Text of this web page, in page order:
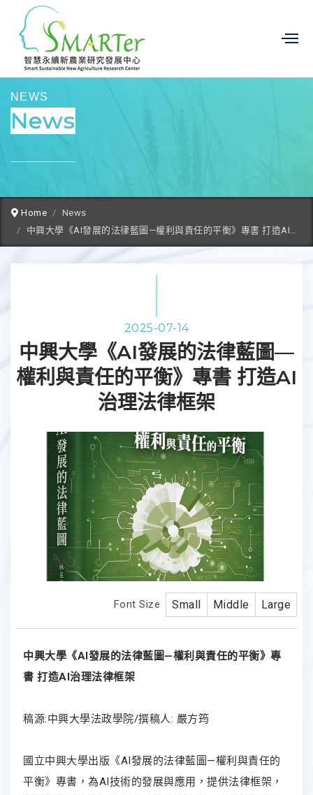
NEWS
News
Home
News
中興大學《AI發展的法律藍圖—權利與責任的平衡》專書 打造AI治理法律框架
2025-07-14
中興大學《AI發展的法律藍圖—
權利與責任的平衡》專書 打造AI
治理法律框架
Font Size Small Middle Large
中興大學《AI發展的法律藍圖—權利與責任的平衡》專
書 打造AI治理法律框架
稿源:中興大學法政學院/撰稿人: 嚴方筠
國立中興大學出版《AI發展的法律藍圖—權利與責任的
平衡》專書，為AI技術的發展與應用，提供法律框架，